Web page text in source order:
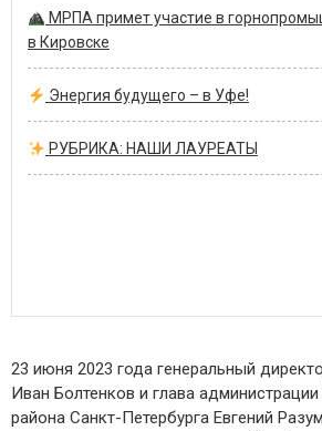
МРПА примет участие в
в Кировске
Энергия будущего – в Уфе!
РУБРИКА: НАШИ ЛАУРЕАТЫ
23 июня 2023 года генеральный
Иван Болтенков и глава
района Санкт-Петербурга Евгений